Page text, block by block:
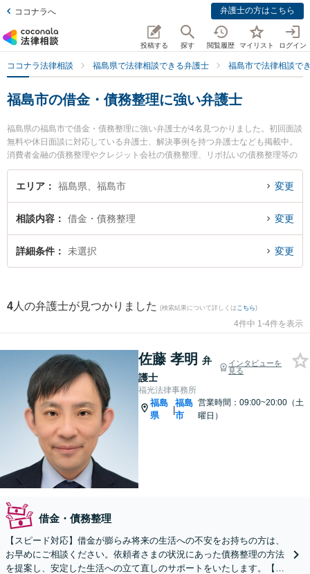
ココナラへ 弁護士の方はこちら
投稿する 探す 閲覧履歴 マイリスト ログイン
ココナラ法律相談 福島県で法律相談できる弁護士 福島市で法律相談で
福島市の借金・債務整理に強い弁護士
福島県の福島市で借金・債務整理に強い弁護士が4名見つかりました。初回面談
無料や休日面談に対応している弁護士、解決事例を持つ弁護士なども掲載中。
消費者金融の債務整理やクレジット会社の債務整理、リボ払いの債務整理等の
細かな分野での絞り込み検索もでき便利です。特に福光法律事務所の佐藤 孝明
弁護士や福島いなほ法律事務所の佐藤 初美弁護士、弁護士法人リーガルプロフ
トラブルを今すぐに弁護士に相談したい』『借金・債務整理のトラブル解決の
実績豊富な近くの弁護士を検索したい』『初回相談無料で借金・債務整理を法
律相談できる福島市内の弁護士に相談予約したい』などでお困りの相談者さん
エリア 福島県、福島市 変更
相談内容 借金・債務整理 変更
詳細条件 未選択 変更
4 人の弁護士が見つかりました (検索結果について詳しくは こちら)
4件中 1-4件を表示
佐藤 孝明 弁
護士
インタビューを
見る
福光法律事務所
福島
県
|
福島
市
営業時間：09:00~20:00（土
曜日）
借金・債務整理
【スピード対応】借金が膨らみ将来の生活への不安をお持ちの方は、
お早めにご相談ください。依頼者さまの状況にあった債務整理の方法
を提案し、安定した生活への立て直しのサポートをいたします。【初